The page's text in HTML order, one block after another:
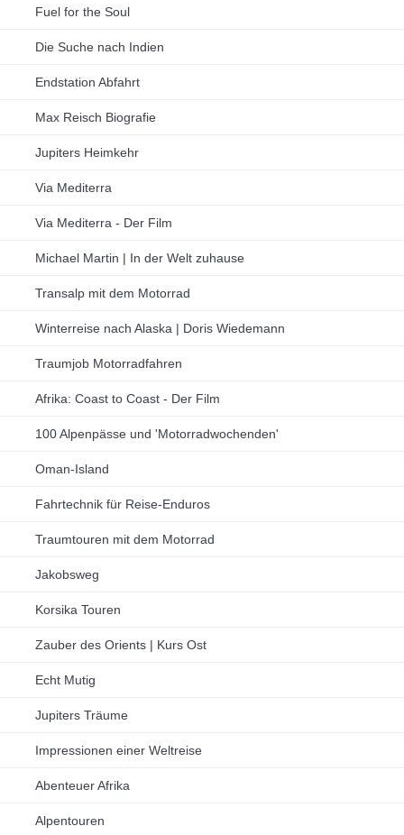
Fuel for the Soul
Die Suche nach Indien
Endstation Abfahrt
Max Reisch Biografie
Jupiters Heimkehr
Via Mediterra
Via Mediterra - Der Film
Michael Martin | In der Welt zuhause
Transalp mit dem Motorrad
Winterreise nach Alaska | Doris Wiedemann
Traumjob Motorradfahren
Afrika: Coast to Coast - Der Film
100 Alpenpässe und 'Motorradwochenden'
Oman-Island
Fahrtechnik für Reise-Enduros
Traumtouren mit dem Motorrad
Jakobsweg
Korsika Touren
Zauber des Orients | Kurs Ost
Echt Mutig
Jupiters Träume
Impressionen einer Weltreise
Abenteuer Afrika
Alpentouren